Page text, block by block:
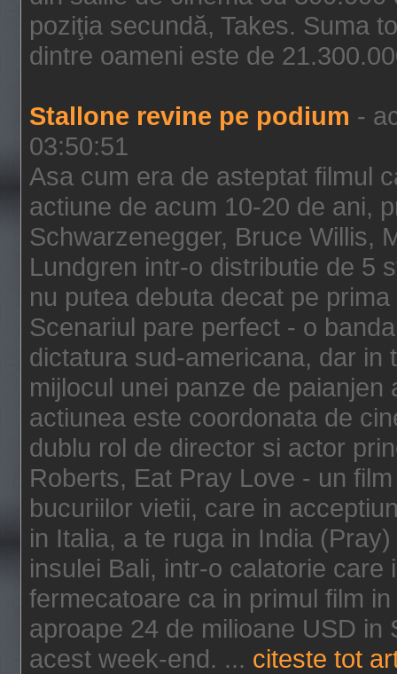
poziţia secundă, Takes. Suma
dintre oameni este de
Stallone revine pe podium -
03:50:51
Asa cum era de asteptat filmul
actiune de acum 10-20 de ani,
Schwarzenegger, Bruce Willis,
Lundgren intr-o distributie de 5
nu putea debuta decat pe
Scenariul pare perfect - o
dictatura sud-americana, dar in
mijlocul unei panze de
actiunea este coordonata de
dublu rol de director si actor
Roberts, Eat Pray Love - un
bucuriilor vietii, care in
in Italia, a te ruga in India
insulei Bali, intr-o calatorie
fermecatoare ca in primul film
aproape 24 de milioane USD in
acest week-end. ... citeste tot